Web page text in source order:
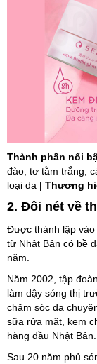
Thành phần nổi
đào, tơ tằm trắng,
loại da | Thương
2. Đôi nét về
Được thành lập vào
từ Nhật Bản có bề
năm.
Năm 2002, tập
làm dậy sóng thị
chăm sóc da
sữa rửa mặt, kem
hàng đầu Nhật Bản.
Sau 20 năm phủ